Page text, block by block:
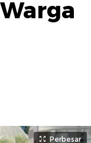
Perbesar